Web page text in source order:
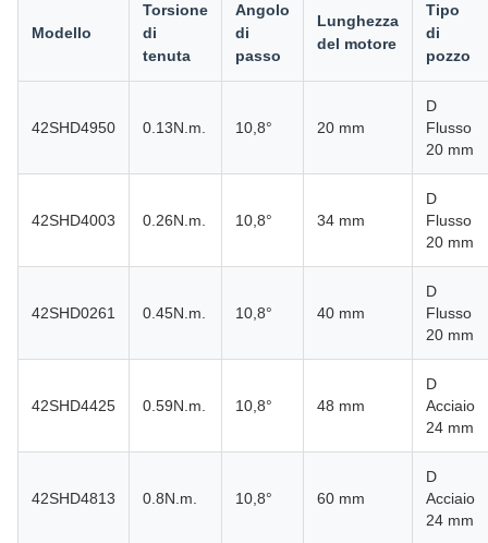
Modello
Torsione
di
tenuta
Angolo
di
passo
Lunghezza
del motore
Tipo
di
pozzo
42SHD4950 0.13N.m. 10,8° 20 mm
D
Flusso
20 mm
42SHD4003 0.26N.m. 10,8° 34 mm
D
Flusso
20 mm
42SHD0261 0.45N.m. 10,8° 40 mm
D
Flusso
20 mm
42SHD4425 0.59N.m. 10,8° 48 mm
D
Acciaio
24 mm
42SHD4813 0.8N.m. 10,8° 60 mm
D
Acciaio
24 mm